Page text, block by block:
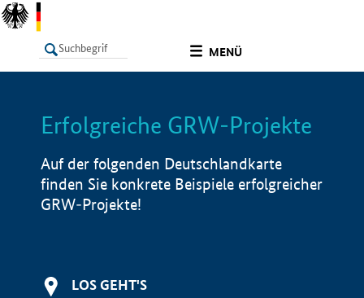
MENÜ
LISTE Info
Erfolgreiche GRW-Projekte
Auf der folgenden Deutschlandkarte
finden Sie konkrete Beispiele erfolgreicher
GRW-Projekte!
LOS GEHT'S